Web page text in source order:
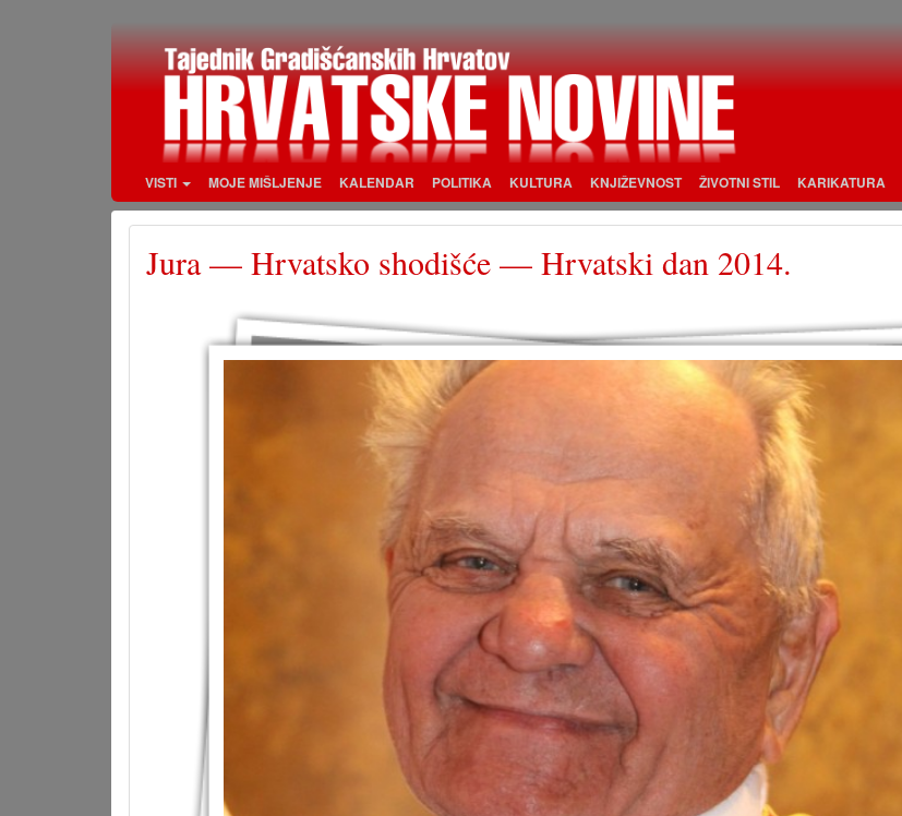
VISTI MOJE MIŠLJENJE KALENDAR POLITIKA KULTURA KNJIŽEVNOST ŽIVOTNI STIL KARIKATURA
Jura — Hrvatsko shodišće — Hrvatski dan 2014.